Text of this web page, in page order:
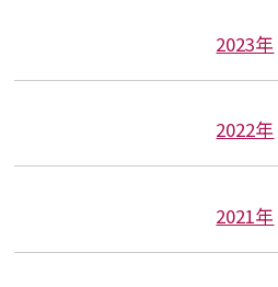
2023年
2022年
2021年